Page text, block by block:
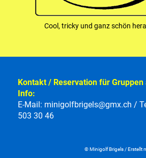
Cool, tricky und ganz schön
Kontakt / Reservation für
Info:
E-Mail: minigolfbrigels@gmx.ch /
503 30 46
© MinigolfBrigels /Erstellt